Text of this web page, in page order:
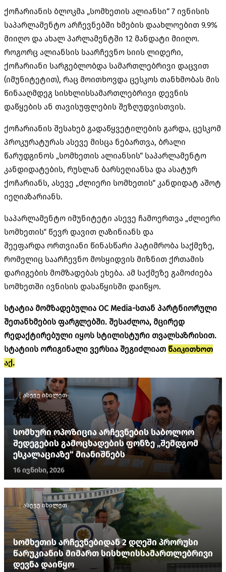
ქოჩარიანის ბლოკმა „სომხეთის ალიანსი“ 7 ივნისის
საპარლამენტო არჩევნებში ხმების დაახლოებით 9.9%
მიიღო და ახალ პარლამენტში 12 მანდატი მიიღო.
როგორც ალიანსის საარჩევნო სიის ლიდერი,
ქოჩარიანი სარგებლობდა სამართლებრივი დაცვით
(იმუნიტეტით), რაც მოითხოვდა ცესკოს თანხმობას მის
წინააღმდეგ სისხლისსამართლებრივი დევნის
დაწყების ან თავისუფლების შეზღუდვისთვის.
ქოჩარიანის შესახებ გადაწყვეტილების გარდა, ცესკომ
პროკურატურას ასევე მისცა ნებართვა, ბრალი
წარუდგინოს „სომხეთის ალიანსის“ საპარლამენტო
კანდიდატების, რუსლან ბარსეღიანსა და ასატურ
ქოჩარიანს, ასევე „ძლიერი სომხეთის“ კანდიდატ აშოტ
იეღიაზარიანს.
საპარლამენტო იმუნიტეტი ასევე ჩამოერთვა „ძლიერი
სომხეთის“ წევრ დავით ღაზინიანს და
შეეფარდა ორთვიანი წინასწარი პატიმრობა საქმეზე,
რომელიც საარჩევნო მოსყიდვის მიზნით ქრთამის
დარიგების მომზადებას ეხება. ამ საქმეზე გამოძიება
სომხეთში ივნისის დასაწყისში დაიწყო.
სტატია მომზადებულია OC Media-სთან პარტნიორული
შეთანხმების ფარგლებში. შესაძლოა, მცირედ
რედაქტირებული იყოს სტილისტური თვალსაზრისით.
სტატიის ორიგინალი ვერსია შეგიძლიათ წაიკითხოთ
აქ.
ასევე იხილეთ
სომხური ოპოზიცია არჩევნების საბოლოო
შედეგების გამოცხადების ფონზე „შემდგომ
ესკალაციაზე“ მიანიშნებს
16 ივნისი, 2026
ასევე იხილეთ
სომხეთის არჩევნებიდან 2 დღეში პრორუსი
წარუკიანის მიმართ სისხლისსამართლებრივი
დევნა დაიწყო